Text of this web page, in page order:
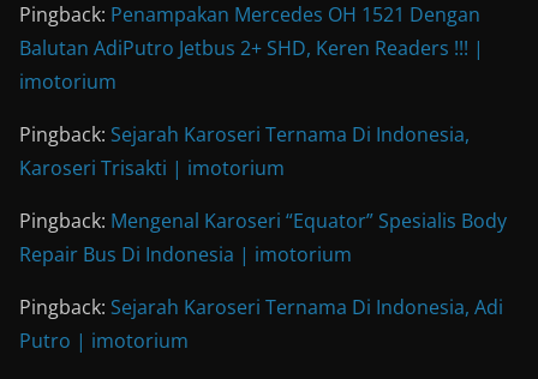
Pingback: Penampakan Mercedes OH 1521 Dengan
Balutan AdiPutro Jetbus 2+ SHD, Keren Readers !!! |
imotorium
Pingback: Sejarah Karoseri Ternama Di Indonesia,
Karoseri Trisakti | imotorium
Pingback: Mengenal Karoseri “Equator” Spesialis Body
Repair Bus Di Indonesia | imotorium
Pingback: Sejarah Karoseri Ternama Di Indonesia, Adi
Putro | imotorium